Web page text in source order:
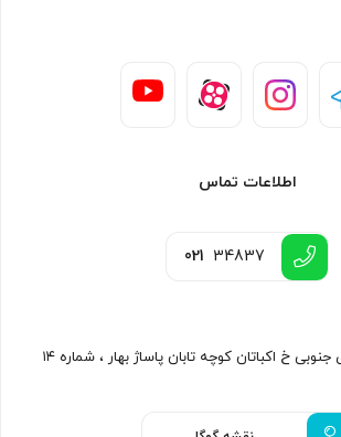
اطلاعات تماس
021 34837
خ اکباتان کوچه تابان پاساژ بهار ، شماره ۱۴